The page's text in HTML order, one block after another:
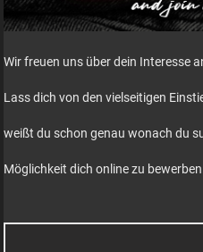
Wir freuen uns über dein Interesse
Lass dich von den vielseitigen
weißt du schon genau wonach du
Möglichkeit dich online zu